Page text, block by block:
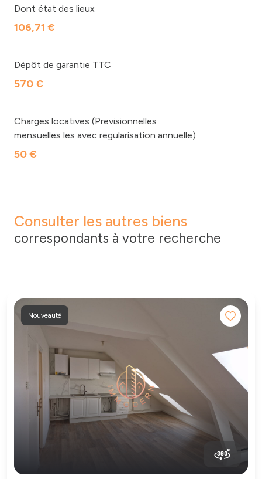
Dont état des lieux
106,71 €
Dépôt de garantie TTC
570 €
Charges locatives (Previsionnelles
mensuelles les avec regularisation annuelle)
50 €
Consulter les autres biens
correspondants à votre recherche
Nouveauté